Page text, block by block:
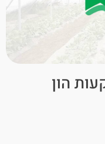
הון